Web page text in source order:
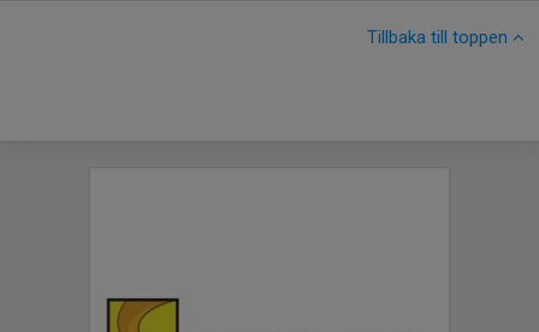
Tillbaka till toppen